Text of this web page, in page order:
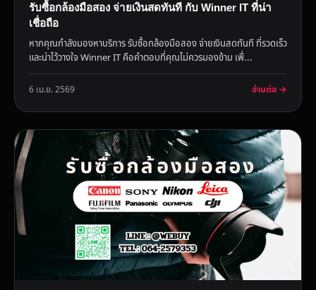
รับซื้อกล้องมือสอง จ่ายเงินสดทันที กับ Winner IT ที่น่า
เชื่อถือ
หากคุณกำลังมองหาบริการ รับซื้อกล้องมือสอง จ่ายเงินสดทันที ที่รวดเร็ว
และน่าไว้วางใจ Winner IT คือคำตอบที่คุณไม่ควรมองข้าม เพื่...
6 เม.ย. 2569 อ่านต่อ →